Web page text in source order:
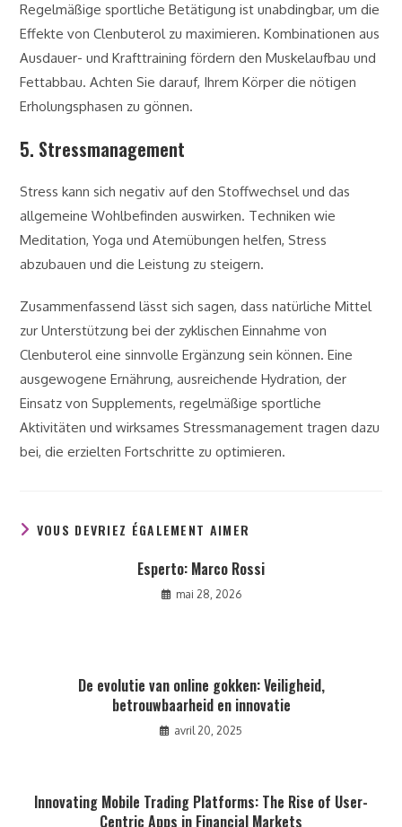
Regelmäßige sportliche Betätigung ist unabdingbar, um die
Effekte von Clenbuterol zu maximieren. Kombinationen aus
Ausdauer- und Krafttraining fördern den Muskelaufbau und
Fettabbau. Achten Sie darauf, Ihrem Körper die nötigen
Erholungsphasen zu gönnen.
5. Stressmanagement
Stress kann sich negativ auf den Stoffwechsel und das
allgemeine Wohlbefinden auswirken. Techniken wie
Meditation, Yoga und Atemübungen helfen, Stress
abzubauen und die Leistung zu steigern.
Zusammenfassend lässt sich sagen, dass natürliche Mittel
zur Unterstützung bei der zyklischen Einnahme von
Clenbuterol eine sinnvolle Ergänzung sein können. Eine
ausgewogene Ernährung, ausreichende Hydration, der
Einsatz von Supplements, regelmäßige sportliche
Aktivitäten und wirksames Stressmanagement tragen dazu
bei, die erzielten Fortschritte zu optimieren.
VOUS DEVRIEZ ÉGALEMENT AIMER
Esperto: Marco Rossi
mai 28, 2026
De evolutie van online gokken: Veiligheid,
betrouwbaarheid en innovatie
avril 20, 2025
Innovating Mobile Trading Platforms: The Rise of User-
Centric Apps in Financial Markets